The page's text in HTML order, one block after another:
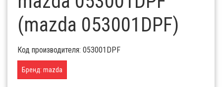
(mazda 053001DPF)
Код производителя: 053001DPF
Бренд: mazda